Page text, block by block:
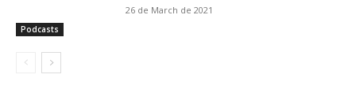
Podcasts
26 de March de 2021